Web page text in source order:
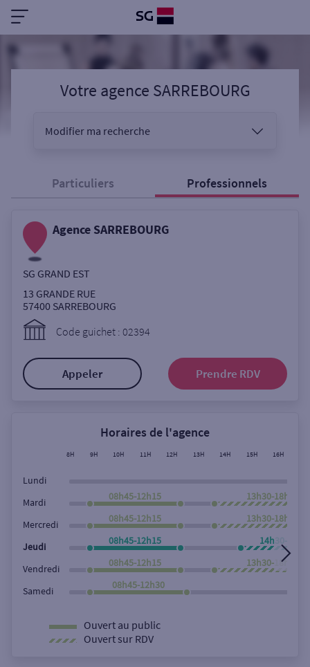
Votre agence SARREBOURG
Modifier ma recherche
Sélectionnez votre recherche
Ouverte le samedi
ou
Rue
Rechercher
Particuliers Professionnels
Agence SARREBOURG
SG GRAND EST
13 GRANDE RUE
57400 SARREBOURG
Code guichet : 02394
Appeler Prendre RDV
Horaires de l'agence
8H 9H 10H 11H 12H 13H 14H 15H 16H
Lundi
Mardi
08h45-12h15 13h30-18h00
Mercredi
08h45-12h15 13h30-18h00
Jeudi
08h45-12h15 14h30-
Vendredi
08h45-12h15 13h30-18h00
Samedi
08h45-12h30
Ouvert au public
Ouvert sur RDV